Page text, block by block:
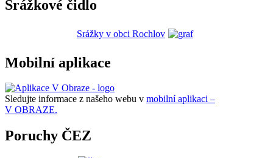
Srážkové čidlo
Srážky v obci Rochlov
Mobilní aplikace
Sledujte informace z našeho webu v mobilní aplikaci –
V OBRAZE.
Poruchy ČEZ